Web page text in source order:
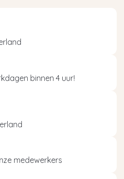
binnen 4 uur!
medewerkers